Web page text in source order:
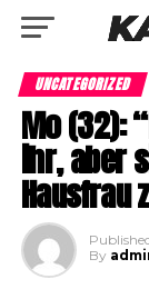
UNCATEGORIZED
Mo (32):
ihr, aber
Hausfrau
By